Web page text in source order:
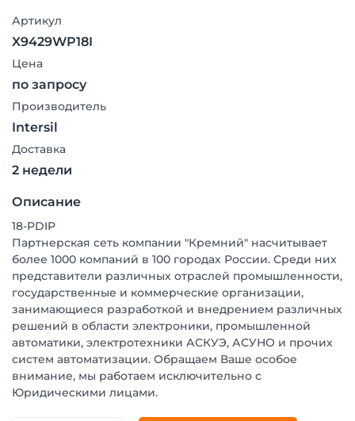
Артикул
X9429WP18I
Цена
по запросу
Производитель
Intersil
Доставка
2 недели
Описание
18-PDIP
Партнерская сеть компании "Кремний" насчитывает
более 1000 компаний в 100 городах России. Среди них
представители различных отраслей промышленности,
государственные и коммерческие организации,
занимающиеся разработкой и внедрением различных
решений в области электроники, промышленной
автоматики, электротехники АСКУЭ, АСУНО и прочих
систем автоматизации. Обращаем Ваше особое
внимание, мы работаем исключительно с
Юридическими лицами.